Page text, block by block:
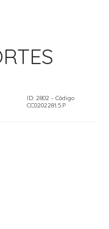
ID: 2802 - Código
CC0202281.5.P